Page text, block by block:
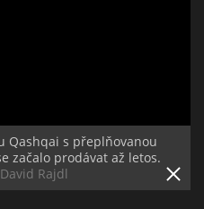
Qashqai s přeplňovanou
začalo prodávat až letos.
David Rajdl